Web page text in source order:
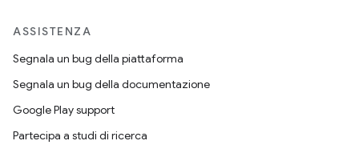
ASSISTENZA
Segnala un bug della piattaforma
Segnala un bug della documentazione
Google Play support
Partecipa a studi di ricerca